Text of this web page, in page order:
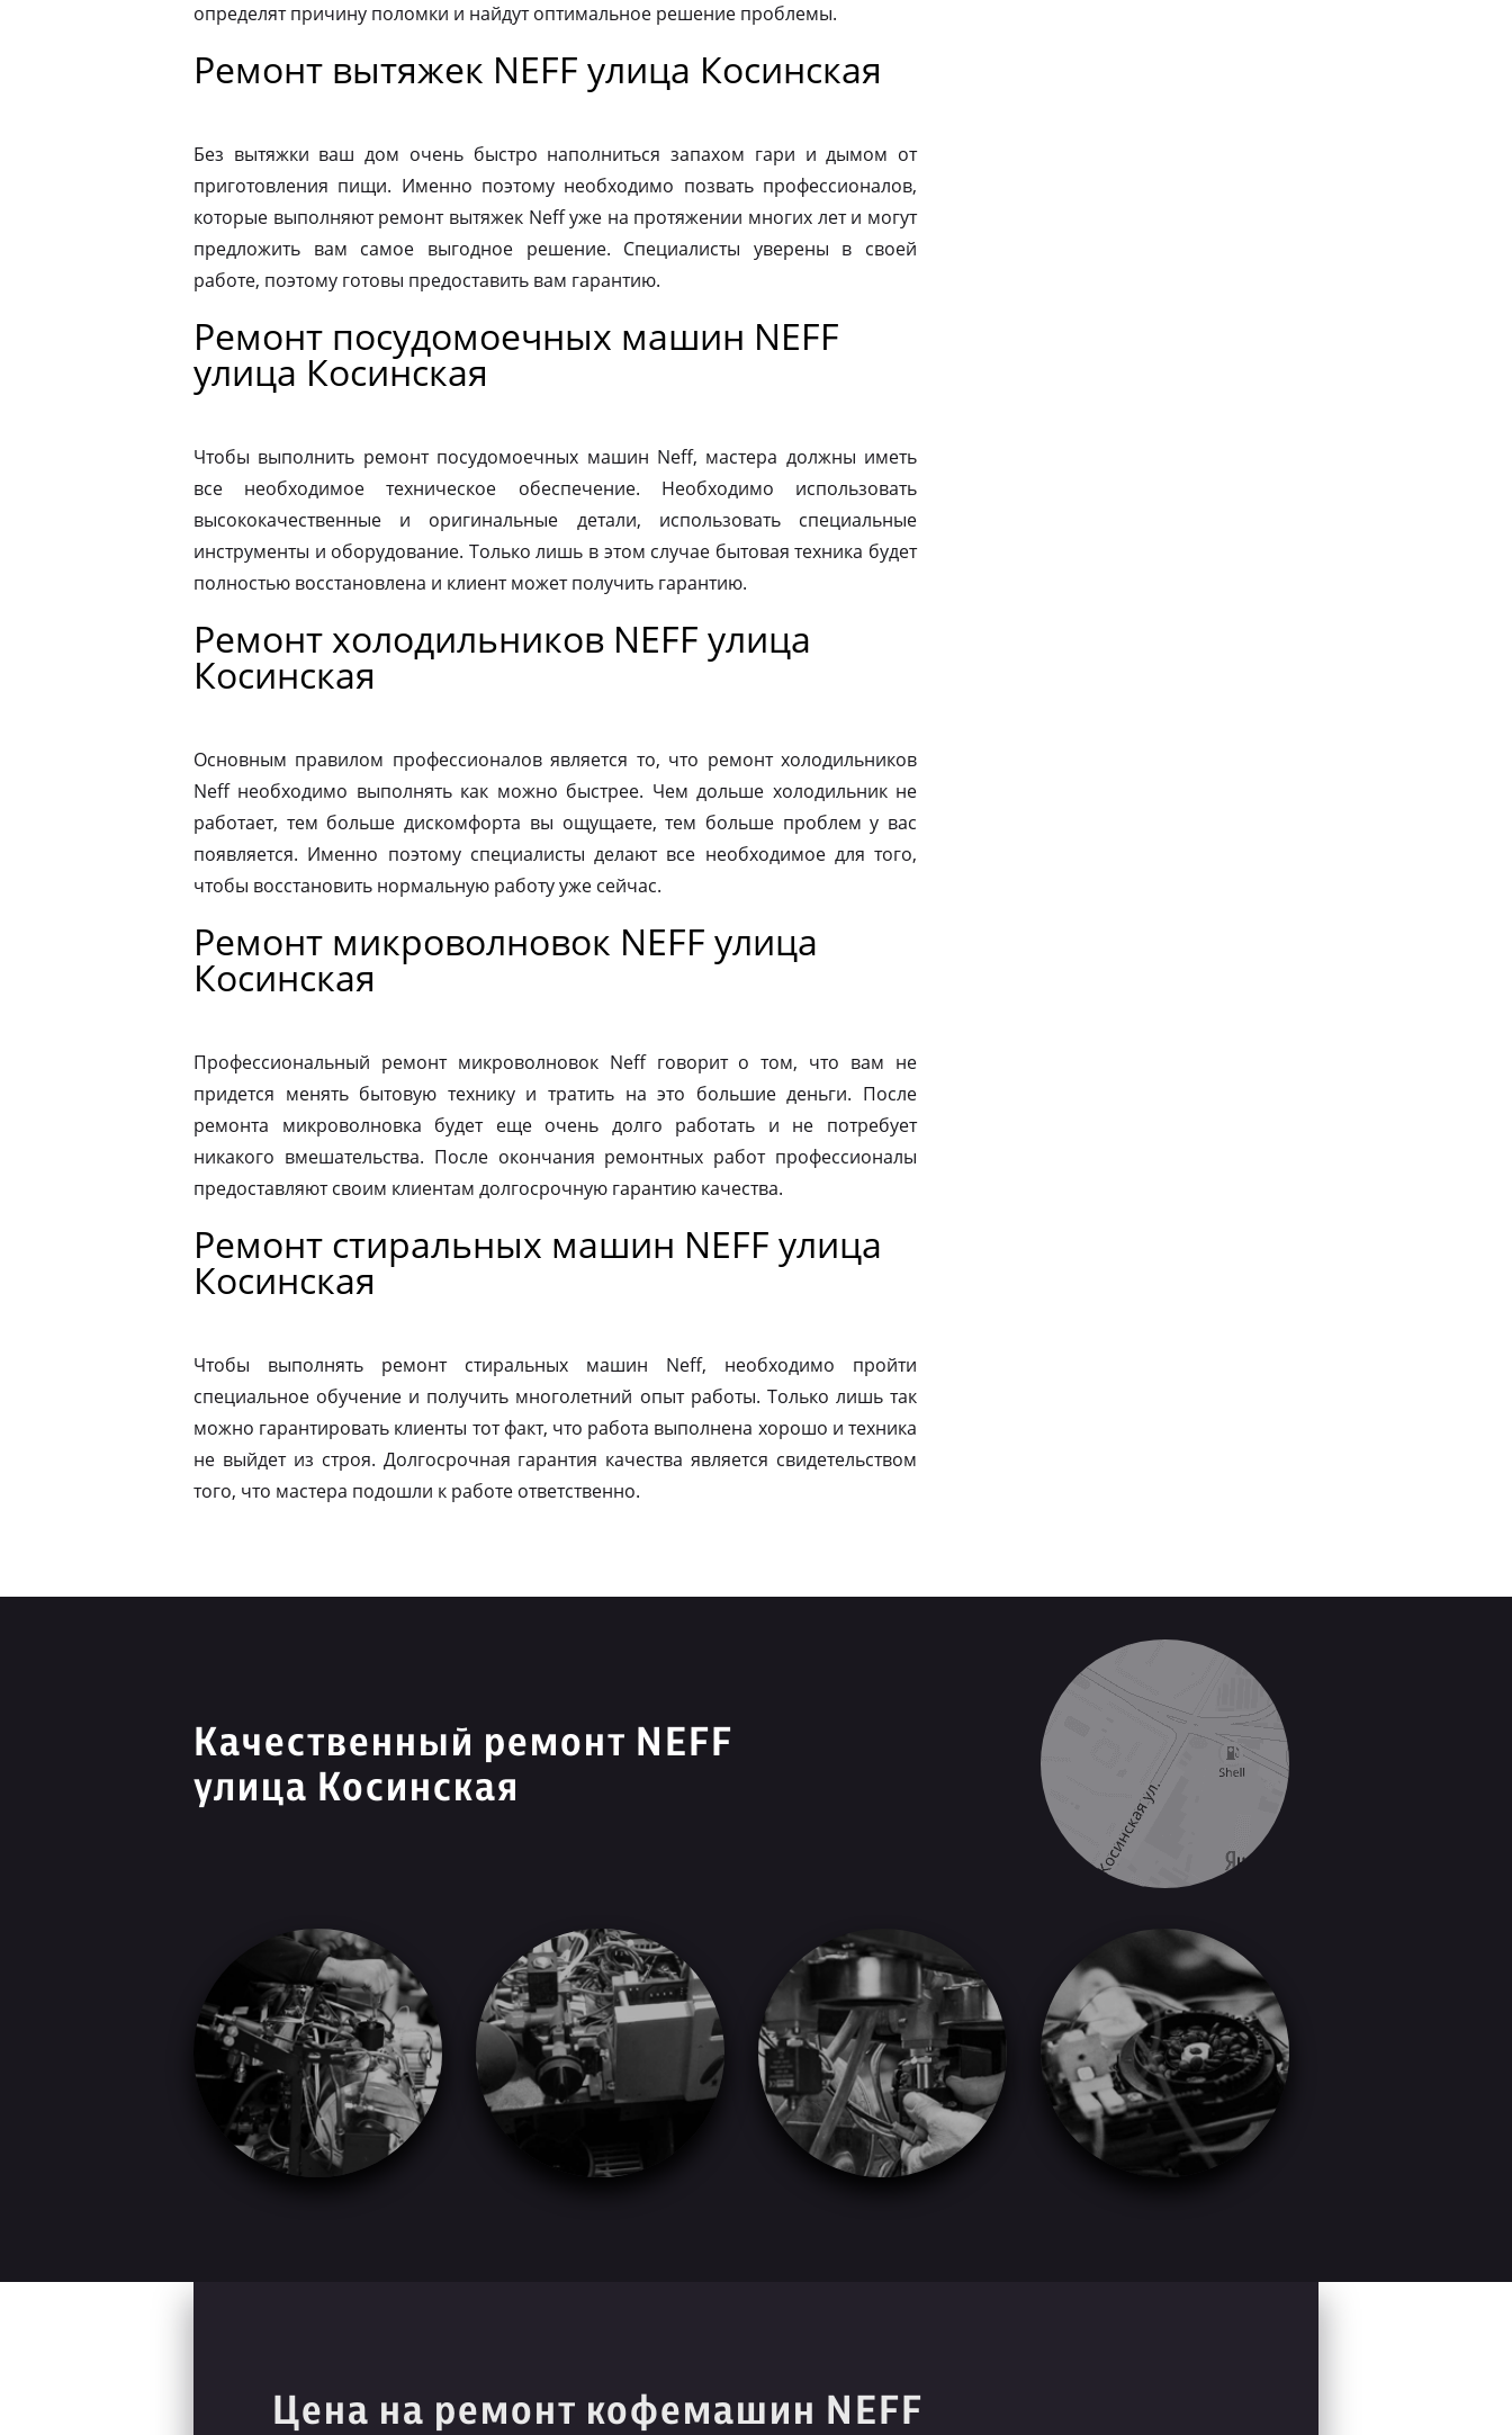
определят причину поломки и найдут оптимальное решение проблемы.
Ремонт вытяжек NEFF улица Косинская
Без вытяжки ваш дом очень быстро наполниться запахом гари и дымом от
приготовления пищи. Именно поэтому необходимо позвать профессионалов,
которые выполняют ремонт вытяжек Neff уже на протяжении многих лет и могут
предложить вам самое выгодное решение. Специалисты уверены в своей
работе, поэтому готовы предоставить вам гарантию.
Ремонт посудомоечных машин NEFF
улица Косинская
Чтобы выполнить ремонт посудомоечных машин Neff, мастера должны иметь
все необходимое техническое обеспечение. Необходимо использовать
высококачественные и оригинальные детали, использовать специальные
инструменты и оборудование. Только лишь в этом случае бытовая техника будет
полностью восстановлена и клиент может получить гарантию.
Ремонт холодильников NEFF улица
Косинская
Основным правилом профессионалов является то, что ремонт холодильников
Neff необходимо выполнять как можно быстрее. Чем дольше холодильник не
работает, тем больше дискомфорта вы ощущаете, тем больше проблем у вас
появляется. Именно поэтому специалисты делают все необходимое для того,
чтобы восстановить нормальную работу уже сейчас.
Ремонт микроволновок NEFF улица
Косинская
Профессиональный ремонт микроволновок Neff говорит о том, что вам не
придется менять бытовую технику и тратить на это большие деньги. После
ремонта микроволновка будет еще очень долго работать и не потребует
никакого вмешательства. После окончания ремонтных работ профессионалы
предоставляют своим клиентам долгосрочную гарантию качества.
Ремонт стиральных машин NEFF улица
Косинская
Чтобы выполнять ремонт стиральных машин Neff, необходимо пройти
специальное обучение и получить многолетний опыт работы. Только лишь так
можно гарантировать клиенты тот факт, что работа выполнена хорошо и техника
не выйдет из строя. Долгосрочная гарантия качества является свидетельством
того, что мастера подошли к работе ответственно.
Качественный ремонт NEFF
улица Косинская
Цена на ремонт кофемашин NEFF